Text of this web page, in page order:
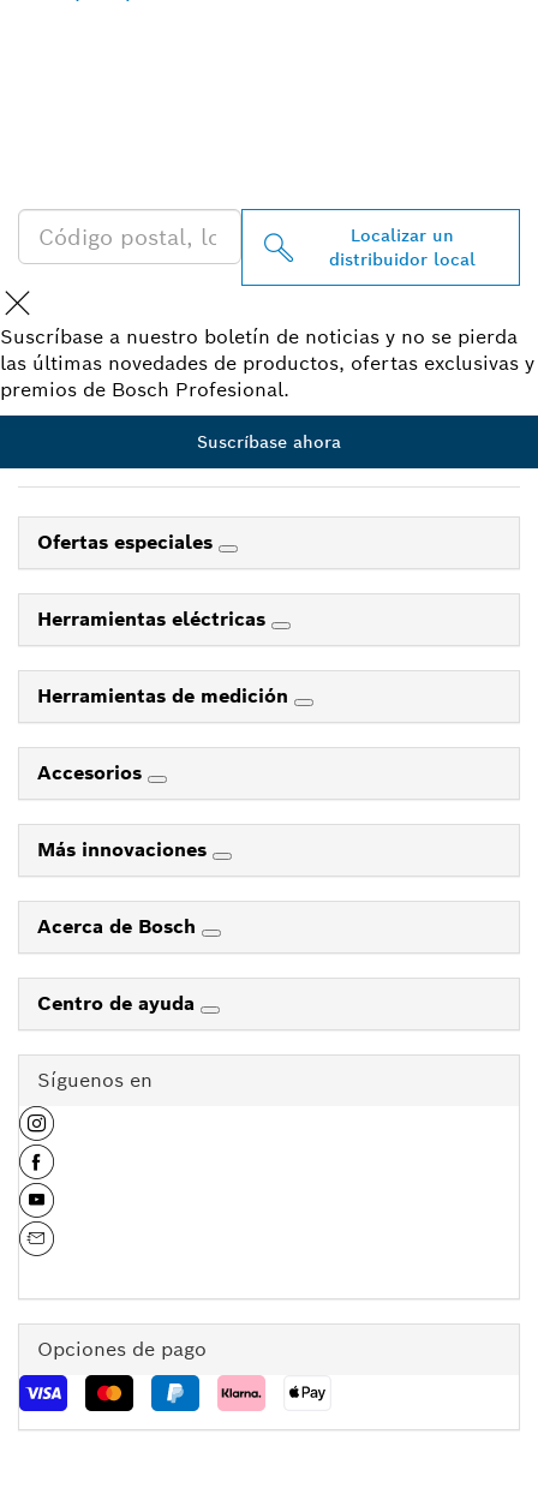
Localizar un
distribuidor local
Suscríbase a nuestro boletín de noticias y no se pierda
las últimas novedades de productos, ofertas exclusivas y
premios de Bosch Profesional.
Suscríbase ahora
Ofertas especiales
Herramientas eléctricas
Herramientas de medición
Accesorios
Más innovaciones
Acerca de Bosch
Centro de ayuda
Síguenos en
Opciones de pago